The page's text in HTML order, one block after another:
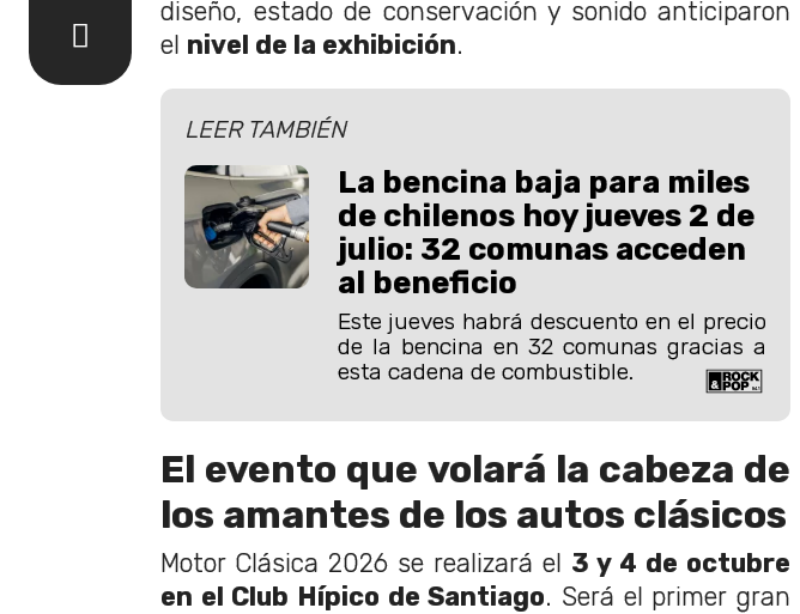
diseño, estado de conservación y sonido anticiparon
el nivel de la exhibición.
LEER TAMBIÉN
La bencina baja para miles
de chilenos hoy jueves 2 de
julio: 32 comunas acceden
al beneficio
Este jueves habrá descuento en el precio
de la bencina en 32 comunas gracias a
esta cadena de combustible.
El evento que volará la cabeza de
los amantes de los autos clásicos
Motor Clásica 2026 se realizará el 3 y 4 de octubre
en el Club Hípico de Santiago. Será el primer gran